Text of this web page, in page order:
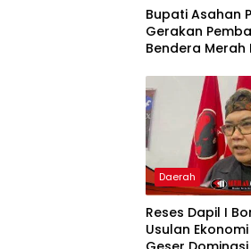
Bupati Asahan
Gerakan
Bendera Merah
Kemerdekaan
Daerah
Reses Dapil I
Usulan